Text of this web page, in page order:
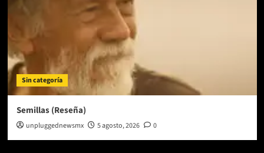
Sin categoría
Semillas (Reseña)
unpluggednewsmx 5 agosto, 2026 0